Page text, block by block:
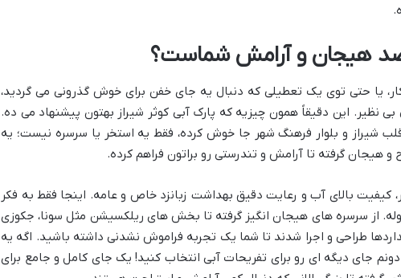
هیجان و آرامش شماست؟
یا حتی توی یک تعطیلی که دنبال یه جای خفن برای خوش گذرونی می گردید،
نظیر. این دقیقاً همون چیزیه که پارک آبی کوثر شیراز بهتون پیشنهاد می ده.
شیراز و بلوار فرهنگ شهر جا خوش کرده، فقط یه استخر یا سرسره نیست؛ یه
و هیجان گرفته تا آرامش و تندرستی رو براتون فراهم کرده.
کیفیت بالای آب و رعایت دقیق بهداشت زبانزد خاص و عامه. اینجا فقط به فکر
از سرسره های هیجان انگیز گرفته تا بخش های ریلکسیشن مثل سونا، جکوزی
طراحی و اجرا شدند تا شما یک تجربه فراموش نشدنی داشته باشید. اگه یه
دونم جای دیگه ای رو برای تفریحات آبی انتخاب کنید! یک جای کامل و جامع برای